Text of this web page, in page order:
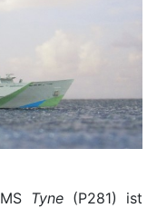
Tyne(P281) ist